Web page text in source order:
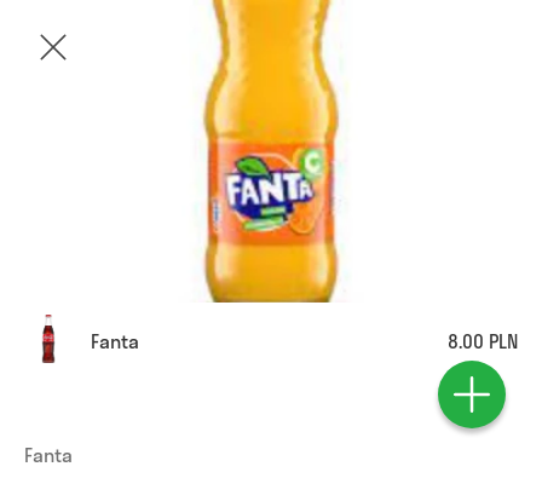
Fanta 8.00 PLN
Fanta